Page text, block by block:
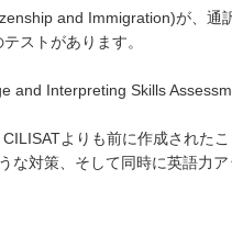
and Immigration)が、通
ストがあります。
Interpreting Skills
よりも前に作成された
な対策、そして同時に英語力